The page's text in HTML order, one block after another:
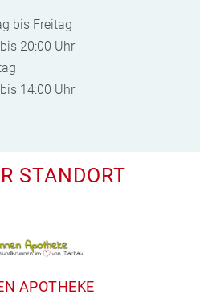
bis Freitag
20:00 Uhr
14:00 Uhr
STANDORT
APOTHEKE